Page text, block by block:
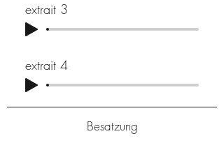
extrait 3
extrait 4
Besatzung